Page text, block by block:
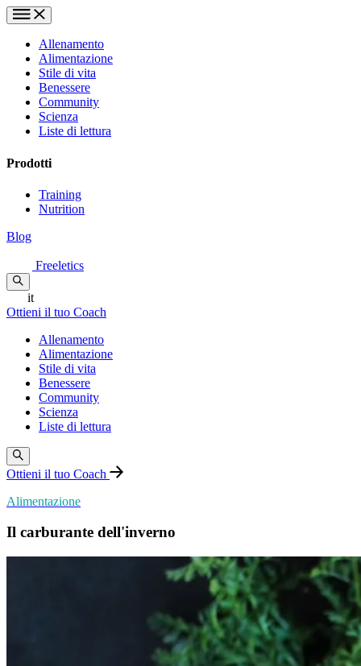
Allenamento
Alimentazione
Stile di vita
Benessere
Community
Scienza
Liste di lettura
Prodotti
Training
Nutrition
Blog
Freeletics
it
Ottieni il tuo Coach
Allenamento
Alimentazione
Stile di vita
Benessere
Community
Scienza
Liste di lettura
Ottieni il tuo Coach
Alimentazione
Il carburante dell'inverno